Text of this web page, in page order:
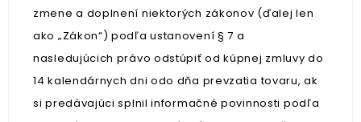
zmene a doplnení niektorých zákonov (ďalej len
ako „Zákon“) podľa ustanovení § 7 a
nasledujúcich právo odstúpiť od kúpnej zmluvy do
14 kalendárnych dni odo dňa prevzatia tovaru, ak
si predávajúci splnil informačné povinnosti podľa